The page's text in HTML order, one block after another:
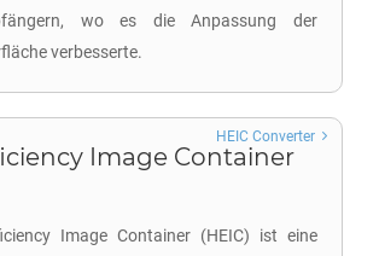
wo es die Anpassung der
verbesserte.
Image Container
Image Container (HEIC) ist eine
HEIC Converter